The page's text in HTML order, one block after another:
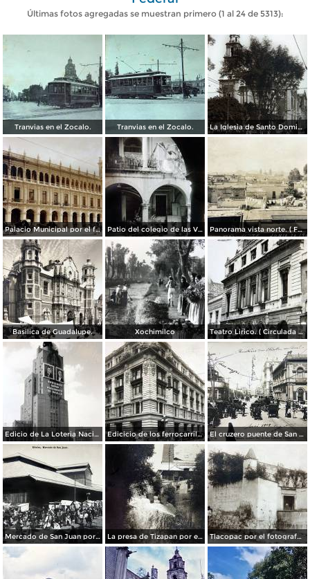
Últimas fotos agregadas se muestran primero (1 al 24 de 5313):
Tranvias en el Zocalo. Tranvias en el Zocalo. La Iglesia de Santo Domingo.
Palacio Municipal por el fotografo Hugo Brehme.. Patio del colegio de las Vizcainas por el fotografo Hugo Brehme. Panorama vista norte. ( Fechada el 20 de Junio de 1905 ).
Basilica de Guadalupe. Xochimilco Teatro Lirico. ( Circulada el 1 de Agosto de 1926 ).
Edicio de La Loteria Nacional Ciudad de México Abril de 1964 Edicicio de los ferrocarriles. El cruzero puente de San Francisco y Guardiola por el fotografo Felix Miret.
Mercado de San Juan por el fotografo Felix Miret La presa de Tizapan por el fotografo Fernando Kososky. ( Circulada el 22 de Diembre de 1910 ). Tlacopac por el fotografo Hugo Brehme.